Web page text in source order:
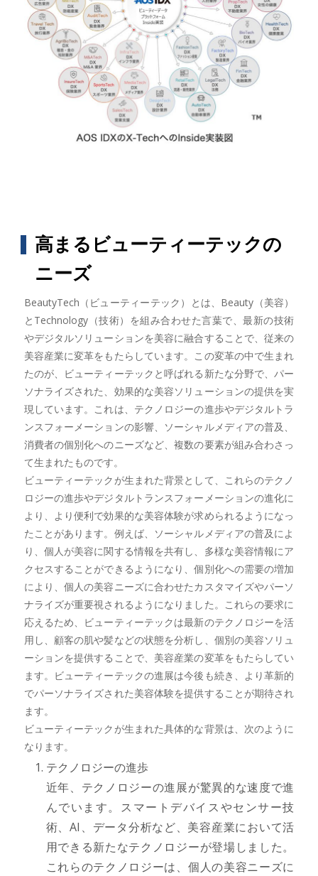
高まるビューティーテックの
ニーズ
BeautyTech（ビューティーテック）とは、Beauty（美容）
とTechnology（技術）を組み合わせた言葉で、最新の技術
やデジタルソリューションを美容に融合することで、従来の
美容産業に変革をもたらしています。この変革の中で生まれ
たのが、ビューティーテックと呼ばれる新たな分野で、パー
ソナライズされた、効果的な美容ソリューションの提供を実
現しています。これは、テクノロジーの進歩やデジタルトラ
ンスフォーメーションの影響、ソーシャルメディアの普及、
消費者の個別化へのニーズなど、複数の要素が組み合わさっ
て生まれたものです。
ビューティーテックが生まれた背景として、これらのテクノ
ロジーの進歩やデジタルトランスフォーメーションの進化に
より、より便利で効果的な美容体験が求められるようになっ
たことがあります。例えば、ソーシャルメディアの普及によ
り、個人が美容に関する情報を共有し、多様な美容情報にア
クセスすることができるようになり、個別化への需要の増加
により、個人の美容ニーズに合わせたカスタマイズやパーソ
ナライズが重要視されるようになりました。これらの要求に
応えるため、ビューティーテックは最新のテクノロジーを活
用し、顧客の肌や髪などの状態を分析し、個別の美容ソリュ
ーションを提供することで、美容産業の変革をもたらしてい
ます。ビューティーテックの進展は今後も続き、より革新的
でパーソナライズされた美容体験を提供することが期待され
ます。
ビューティーテックが生まれた具体的な背景は、次のように
なります。
テクノロジーの進歩
近年、テクノロジーの進展が驚異的な速度で進
んでいます。スマートデバイスやセンサー技
術、AI、データ分析など、美容産業において活
用できる新たなテクノロジーが登場しました。
これらのテクノロジーは、個人の美容ニーズに